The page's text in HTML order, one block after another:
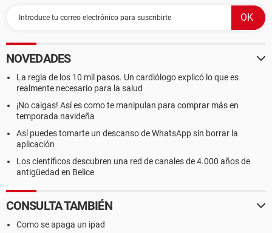
NOVEDADES
La regla de los 10 mil pasos. Un cardiólogo explicó lo que es
realmente necesario para la salud
¡No caigas! Así es como te manipulan para comprar más en
temporada navideña
Así puedes tomarte un descanso de WhatsApp sin borrar la
aplicación
Los científicos descubren una red de canales de 4.000 años de
antigüedad en Belice
CONSULTA TAMBIÉN
Como se apaga un ipad